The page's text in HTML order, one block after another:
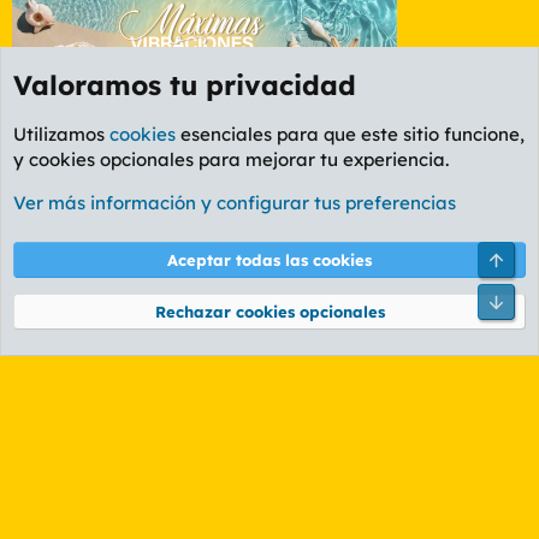
Foro Informática y Videojuegos
Cookies
PL OLDSTYLE AMARILLO
Términos y reglas Política de privacidad Ayuda
Community platform by XenForo® © 2010-2026 XenForo Ltd.
Valoramos tu privacidad
Utilizamos cookies esenciales para que este sitio funcione,
y cookies opcionales para mejorar tu experiencia.
Ver más información y configurar tus preferencias
Aceptar todas las cookies
Rechazar cookies opcionales
Pie